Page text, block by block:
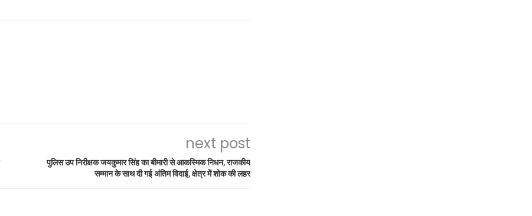
next post
पुलिस उप निरीक्षक जयकुमार सिंह का बीमारी से आकस्मिक निधन, राजकीय
सम्मान के साथ दी गई अंतिम विदाई, क्षेत्र में शोक की लहर